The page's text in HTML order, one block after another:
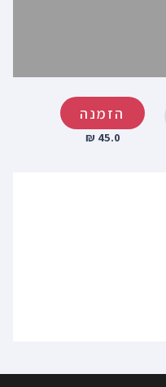
הזמנה
45.0 ₪